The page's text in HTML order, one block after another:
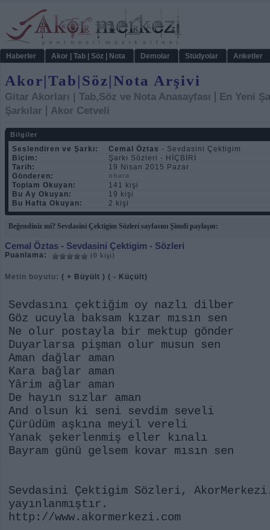
Haberler Akor | Tab | Söz | Nota Demolar Stüdyolar Anketler
Akor|Tab|Söz|Nota Arşivi
Gitar Akorları | Tab,Söz ve Nota Anasayfası | En Yeni
Şarkılar | Akor Cetveli
Bilgiler
Seslendiren ve Şarkı: Cemal Öztas - Sevdasini Çektigim
Biçim:
Şarkı Sözleri - HİÇBİRİ
Tarih:
19 Nisan 2015 Pazar
Gönderen:
ohara
Toplam Okuyan:
141 kişi
Bu Ay Okuyan:
19 kişi
Bu Hafta Okuyan:
2 kişi
Beğendiniz mi? Sevdasini Çektigim Sözleri sayfasını Şimdi paylaşın:
Cemal Öztas - Sevdasini Çektigim - Sözleri
Puanlama: (0 kişi)
Metin boyutu: ( + Büyült ) ( - Küçült)
Sevdasını çektiğim oy nazlı dilber
Göz ucuyla baksam kızar mısın sen
Ne olur postayla bir mektup gönder
Duyarlarsa pişman olur musun sen
Aman dağlar aman
Kara bağlar aman
Yârim ağlar aman
De hayın sızlar aman
And olsun ki seni sevdim seveli
Çürüdüm aşkına meyil vereli
Yanak şekerlenmiş eller kınalı
Bayram günü gelsem kovar mısın sen
Sevdasini Çektigim Sözleri,
yayınlanmıştır.
http://www.akormerkezi.com